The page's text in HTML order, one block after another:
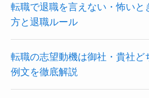
転職で退職を言えない・怖いと
方と退職ルール
転職の志望動機は御社・貴社ど
例文を徹底解説